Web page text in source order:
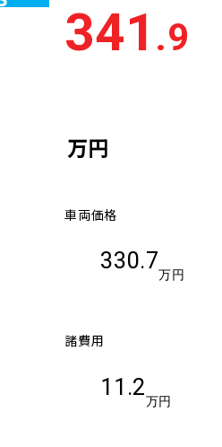
341 .9
万円
車両価格
330.7
万円
諸費用
11.2
万円